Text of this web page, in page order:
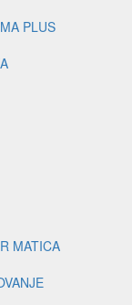
PLUS
MATICA